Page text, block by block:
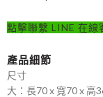
點擊聯繫 LINE 在線
產品細節
尺寸
大：長70 x 寬70 x 高